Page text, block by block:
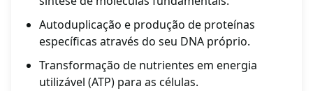
Autoduplicação e produção de proteínas
específicas através do seu DNA próprio.
Transformação de nutrientes em energia
utilizável (ATP) para as células.